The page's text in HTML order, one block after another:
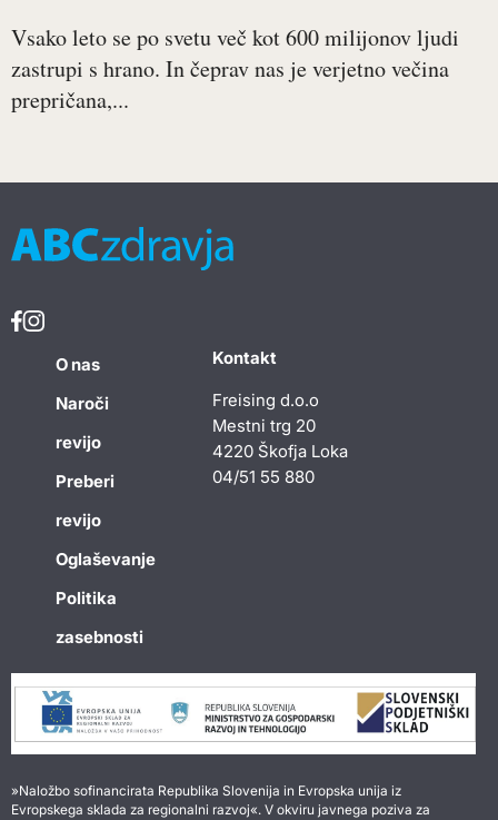
Vsako leto se po svetu več kot 600 milijonov ljudi
zastrupi s hrano. In čeprav nas je verjetno večina
prepričana,...
O nas
Naroči
revijo
Preberi
revijo
Oglaševanje
Politika
zasebnosti
Kontakt
Freising d.o.o
Mestni trg 20
4220 Škofja Loka
04/51 55 880
»Naložbo sofinancirata Republika Slovenija in Evropska unija iz
Evropskega sklada za regionalni razvoj«. V okviru javnega poziva za